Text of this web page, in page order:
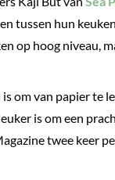
tussen hun
op hoog niveau,
van papier te
is om een
twee keer